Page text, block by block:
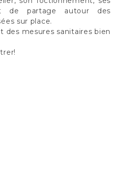
de partage autour des
sur place.
des mesures sanitaires bien